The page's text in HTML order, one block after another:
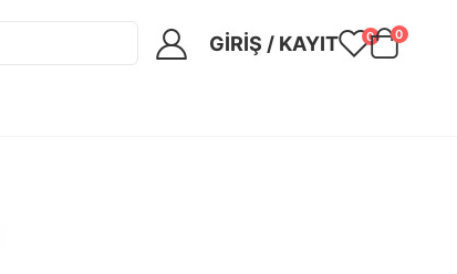
GIRIŞ / KAYIT 0 0